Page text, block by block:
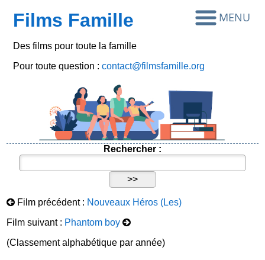
Films Famille
Des films pour toute la famille
Pour toute question :contact@filmsfamille.org
Rechercher :
Film précédent : Nouveaux Héros (Les)
Film suivant : Phantom boy
(Classement alphabétique par année)